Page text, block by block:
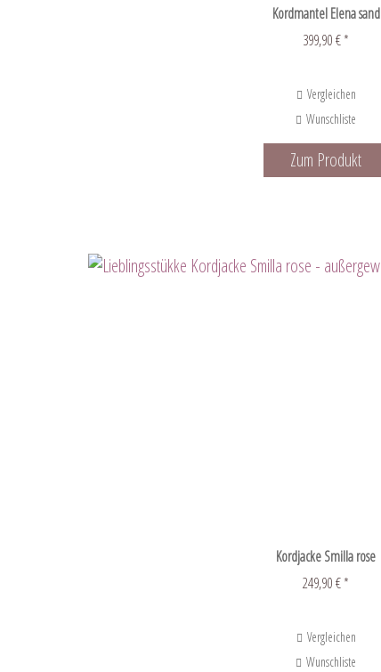
Kordmantel Elena sand
399,90 € *
Vergleichen
Wunschliste
Zum Produkt
Kordjacke Smilla rose
249,90 € *
Vergleichen
Wunschliste